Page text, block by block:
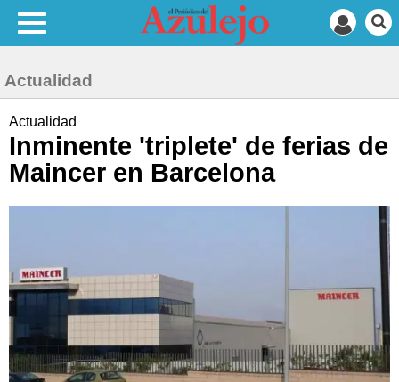
Actualidad
Actualidad
Inminente 'triplete' de ferias de
Maincer en Barcelona